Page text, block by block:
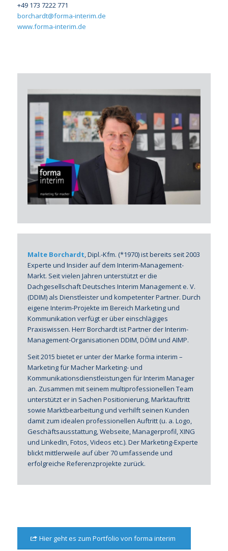
+49 173 7222 771
borchardt@forma-interim.de
www.forma-interim.de
Malte Borchardt, Dipl.-Kfm. (*1970) ist bereits seit 2003
Experte und Insider auf dem Interim-Management-
Markt. Seit vielen Jahren unterstützt er die
Dachgesellschaft Deutsches Interim Management e. V.
(DDIM) als Dienstleister und kompetenter Partner. Durch
eigene Interim-Projekte im Bereich Marketing und
Kommunikation verfügt er über einschlägiges
Praxiswissen. Herr Borchardt ist Partner der Interim-
Management-Organisationen DDIM, DÖIM und AIMP.
Seit 2015 bietet er unter der Marke forma interim –
Marketing für Macher Marketing- und
Kommunikationsdienstleistungen für Interim Manager
an. Zusammen mit seinem multiprofessionellen Team
unterstützt er in Sachen Positionierung, Marktauftritt
sowie Marktbearbeitung und verhilft seinen Kunden
damit zum idealen professionellen Auftritt (u. a. Logo,
Geschäftsausstattung, Webseite, Managerprofil, XING
und LinkedIn, Fotos, Videos etc.). Der Marketing-Experte
blickt mittlerweile auf über 70 umfassende und
erfolgreiche Referenzprojekte zurück.
Hier geht es zum Portfolio von forma interim